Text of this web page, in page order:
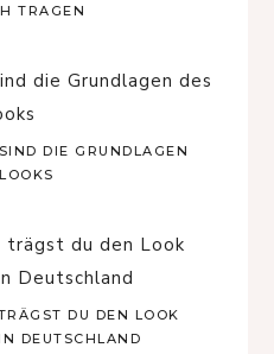
TRAGEN
DIE GRUNDLAGEN
DU DEN LOOK
DEUTSCHLAND